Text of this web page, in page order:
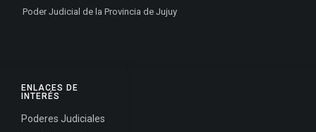
ENLACES DE
INTERÉS
Poderes Judiciales
Poder Judicial de la Provincia de Jujuy